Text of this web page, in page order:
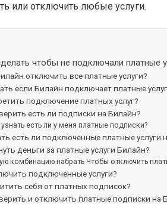
или отключить любые услуги.
чтобы не подключали платные
отключить все платные услуги?
если Билайн подключает платные
подключение платных услуг?
есть ли подписки на Билайн?
узнать есть ли у меня платные подписки?
есть ли подключённые платные услуги
деньги за платные услуги Билайн?
комбинацию набрать Чтобы отключить
подключенные услуги?
себя от платных подписок?
и отключить платные подписки на